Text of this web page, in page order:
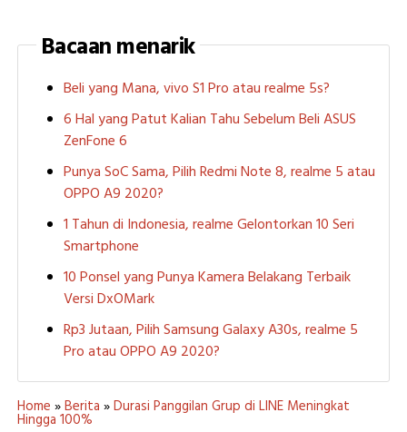
Bacaan menarik
Beli yang Mana, vivo S1 Pro atau realme 5s?
6 Hal yang Patut Kalian Tahu Sebelum Beli ASUS
ZenFone 6
Punya SoC Sama, Pilih Redmi Note 8, realme 5 atau
OPPO A9 2020?
1 Tahun di Indonesia, realme Gelontorkan 10 Seri
Smartphone
10 Ponsel yang Punya Kamera Belakang Terbaik
Versi DxOMark
Rp3 Jutaan, Pilih Samsung Galaxy A30s, realme 5
Pro atau OPPO A9 2020?
Home »Berita »Durasi Panggilan Grup di LINE Meningkat
Hingga 100%